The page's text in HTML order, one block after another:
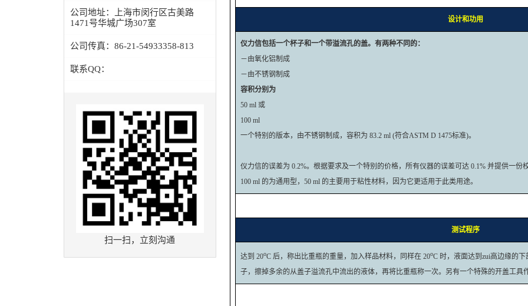
公司地址：
上海市闵行区古美路
1471号华城广场307室
公司传真： 86-21-54933358-813
联系QQ：
扫一扫，立刻沟通
设计和功用
仪力信包括一个杯子和一个带溢流孔的盖。有两种不同的：
－由氧化铝制成
－由不锈钢制成
容积分别为
50 ml 或
100 ml
一个特别的版本，由不锈钢制成，容积为 83.2 ml (符合ASTM D 1475标准)。
仪力信的误差为 0.2%。根据要求及一个特别的价格，所有仪器的误差可达 0.1% 并提供一份
100 ml 的为通用型，50 ml 的主要用于粘性材料，因为它更适用于此类用途。
测试程序
达到 20oC 后，称出比重瓶的重量，加入样品材料，同样在 20oC 时，液面达到zui高边缘的
子，擦掉多余的从盖子溢流孔中流出的液体，再将比重瓶称一次。另有一个特殊的开盖工具